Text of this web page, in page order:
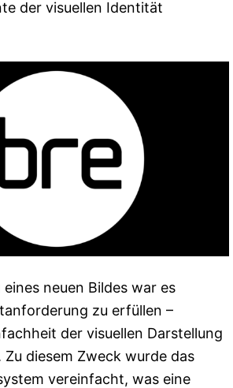
der visuellen Identität
neuen Bildes war es
zu erfüllen –
der visuellen Darstellung
diesem Zweck wurde das
vereinfacht, was eine